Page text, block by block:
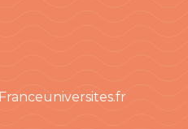
Franceuniversites.fr